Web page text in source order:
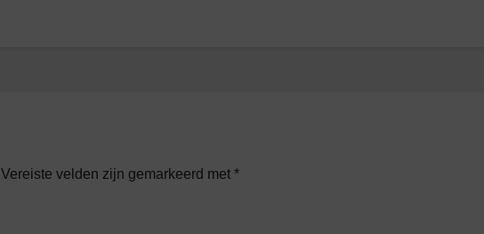
Vereiste velden zijn gemarkeerd met *